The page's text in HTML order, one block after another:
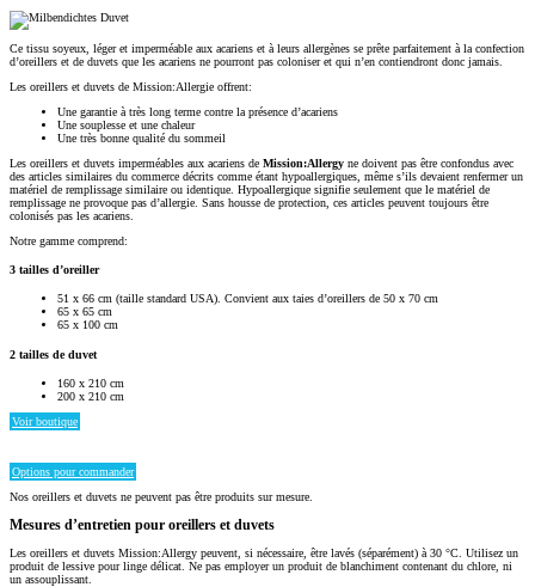
Ce tissu soyeux, léger et imperméable aux acariens et à leurs allergènes se prête parfaitement à la confection
d’oreillers et de duvets que les acariens ne pourront pas coloniser et qui n’en contiendront donc jamais.
Les oreillers et duvets de Mission:Allergie offrent:
Une garantie à très long terme contre la présence d’acariens
Une souplesse et une chaleur
Une très bonne qualité du sommeil
Les oreillers et duvets imperméables aux acariens de Mission:Allergy ne doivent pas être confondus avec
des articles similaires du commerce décrits comme étant hypoallergiques, même s’ils devaient renfermer un
matériel de remplissage similaire ou identique. Hypoallergique signifie seulement que le matériel de
remplissage ne provoque pas d’allergie. Sans housse de protection, ces articles peuvent toujours être
colonisés pas les acariens.
Notre gamme comprend:
3 tailles d’oreiller
51 x 66 cm (taille standard USA). Convient aux taies d’oreillers de 50 x 70 cm
65 x 65 cm
65 x 100 cm
2 tailles de duvet
160 x 210 cm
200 x 210 cm
Voir boutique
Options pour commander
Nos oreillers et duvets ne peuvent pas être produits sur mesure.
Mesures d’entretien pour oreillers et duvets
Les oreillers et duvets Mission:Allergy peuvent, si nécessaire, être lavés (séparément) à 30 °C. Utilisez un
produit de lessive pour linge délicat. Ne pas employer un produit de blanchiment contenant du chlore, ni
un assouplissant.